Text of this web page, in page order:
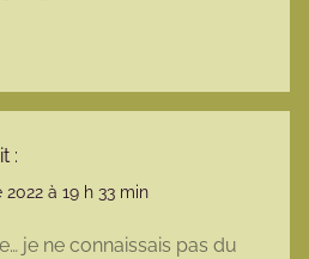
:
à 19 h 33 min
je ne connaissais pas du